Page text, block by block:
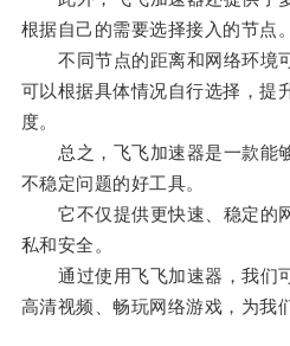
根据自己的需要选择接入的节点。
不同节点的距离和网络环境
可以根据具体情况自行选择，提
度。
总之，飞飞加速器是一款能
不稳定问题的好工具。
它不仅提供更快速、稳定的
私和安全。
通过使用飞飞加速器，我们
高清视频、畅玩网络游戏，为我